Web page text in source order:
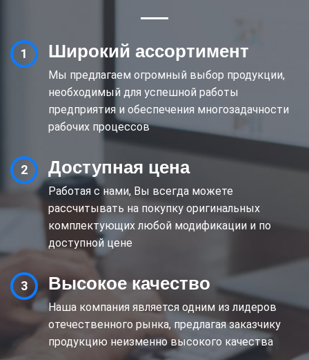
Широкий ассортимент
Мы предлагаем огромный выбор продукции,
необходимый для успешной работы
предприятия и обеспечения многозадачности
рабочих процессов
Доступная цена
Работая с нами, Вы всегда можете
рассчитывать на покупку оригинальных
комплектующих любой модификации и по
доступной цене
Высокое качество
Наша компания является одним из лидеров
отечественного рынка, предлагая заказчику
продукцию неизменно высокого качества